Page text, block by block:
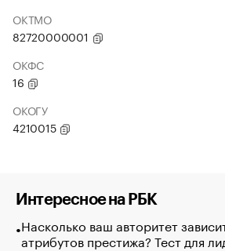
ОКТМО
82720000001
ОКФС
16
ОКОГУ
4210015
Интересное на РБК
Насколько ваш авторитет
атрибутов престижа? Тест для